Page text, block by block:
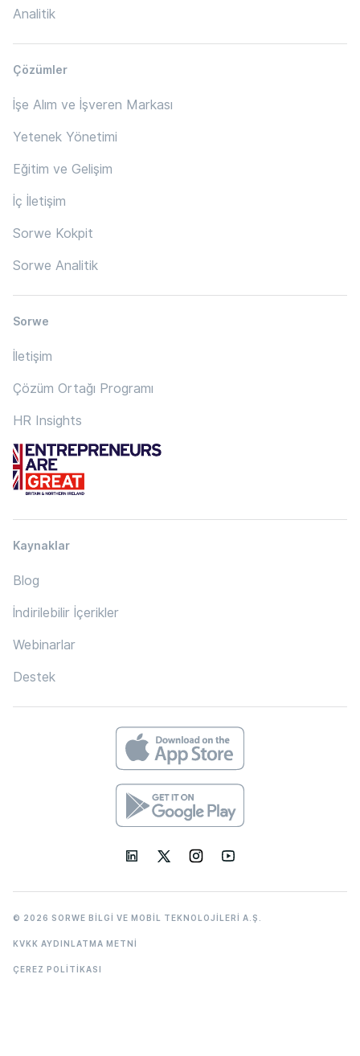
Analitik
Çözümler
İşe Alım ve İşveren Markası
Yetenek Yönetimi
Eğitim ve Gelişim
İç İletişim
Sorwe Kokpit
Sorwe Analitik
Sorwe
İletişim
Çözüm Ortağı Programı
HR Insights
Kaynaklar
Blog
İndirilebilir İçerikler
Webinarlar
Destek
© 2026 SORWE BİLGİ VE MOBİL TEKNOLOJİLERİ A.Ş.
KVKK AYDINLATMA METNİ
ÇEREZ POLİTİKASI